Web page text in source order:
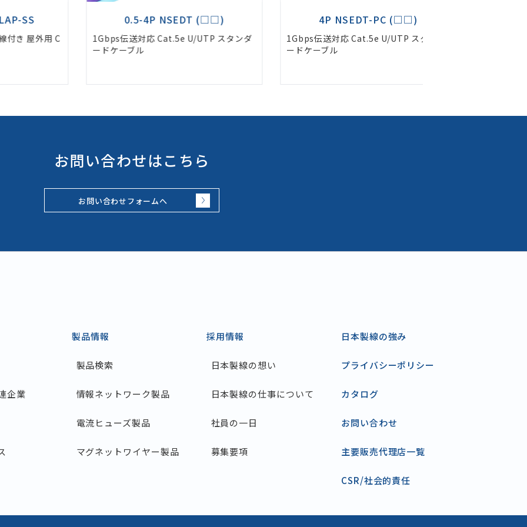
C
0.5-4P NSEDT (□□)
1Gbps伝送対応 Cat.5e U/UTP スタンダ
ードケーブル
4P NSEDT-PC (□□)
1Gbps伝送対応 Cat.5e U/UTP スタンダ
ードケーブル
お問い合わせはこちら
お問い合わせフォームへ
企業
製品情報
製品検索
情報ネットワーク製品
電流ヒューズ製品
マグネットワイヤー製品
採用情報
日本製線の想い
日本製線の仕事について
社員の一日
募集要項
日本製線の強み
プライバシーポリシー
カタログ
お問い合わせ
主要販売代理店一覧
CSR/社会的責任